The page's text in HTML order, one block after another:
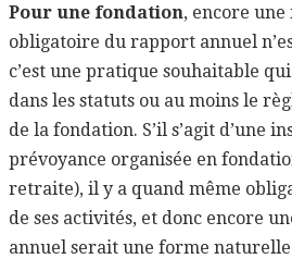
Pour une fondation, encore
obligatoire du rapport annuel
c’est une pratique souhaitable
dans les statuts ou au moins le
de la fondation. S’il s’agit d’une
prévoyance organisée en
retraite), il y a quand même
de ses activités, et donc encore
annuel serait une forme